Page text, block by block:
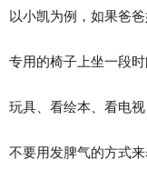
以小凯为例，如果爸
专用的椅子上坐一段
玩具、看绘本、看电
不要用发脾气的方式